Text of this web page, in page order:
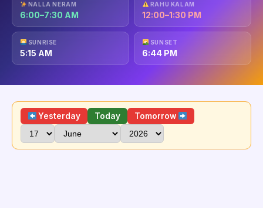
NALLA NERAM
6:00–7:30 AM
RAHU KALAM
12:00–1:30 PM
SUNRISE
5:15 AM
SUNSET
6:44 PM
Yesterday Today Tomorrow